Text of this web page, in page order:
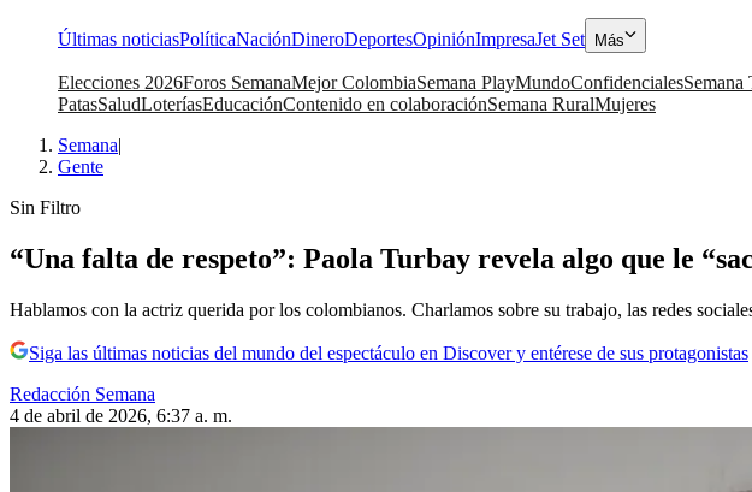
Últimas noticiasPolíticaNaciónDineroDeportesOpiniónImpresaJet Set Más
Elecciones 2026Foros SemanaMejor ColombiaSemana PlayMundoConfidencialesSemana
PatasSaludLoteríasEducaciónContenido en colaboraciónSemana RuralMujeres
Semana|
Gente
Sin Filtro
“Una falta de respeto”: Paola Turbay revela algo que le
Hablamos con la actriz querida por los colombianos. Charlamos sobre su trabajo, las redes
Siga las últimas noticias del mundo del espectáculo en Discover y entérese de sus protagonistas
Redacción Semana
4 de abril de 2026, 6:37 a. m.